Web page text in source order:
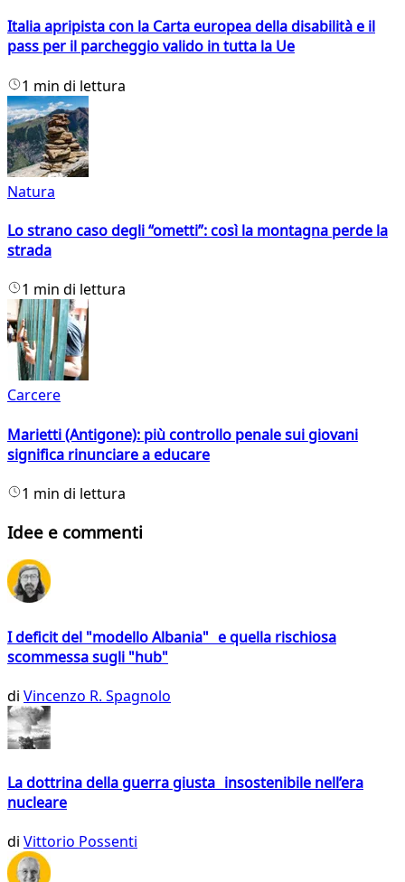
Italia apripista con la Carta europea della disabilità e il
pass per il parcheggio valido in tutta la Ue
1 min di lettura
Natura
Lo strano caso degli “ometti”: così la montagna perde la
strada
1 min di lettura
Carcere
Marietti (Antigone): più controllo penale sui giovani
significa rinunciare a educare
1 min di lettura
Idee e commenti
I deficit del "modello Albania" e quella rischiosa
scommessa sugli "hub"
di Vincenzo R. Spagnolo
La dottrina della guerra giusta insostenibile nell’era
nucleare
di Vittorio Possenti